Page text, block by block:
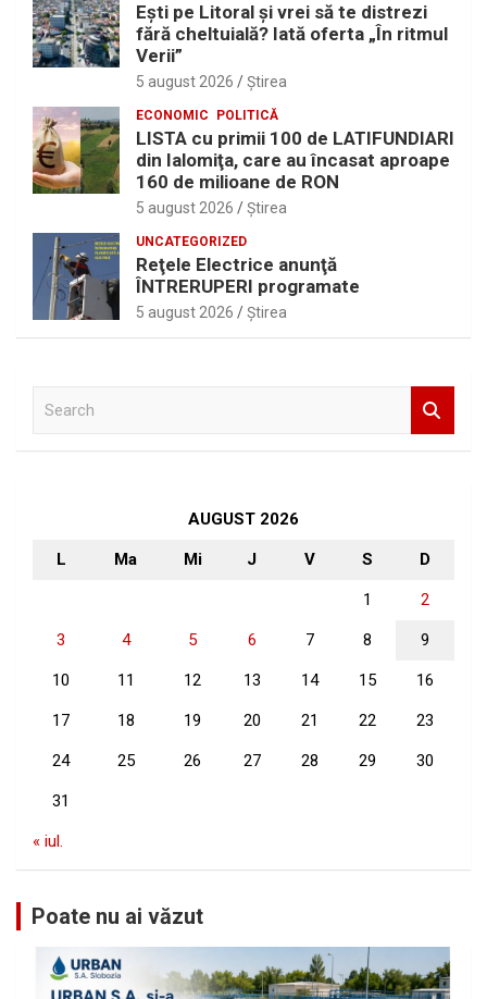
Eşti pe Litoral şi vrei să te distrezi
fără cheltuială? Iată oferta „În ritmul
Verii”
5 august 2026 Ştirea
ECONOMIC POLITICĂ
LISTA cu primii 100 de LATIFUNDIARI
din Ialomiţa, care au încasat aproape
160 de milioane de RON
5 august 2026 Ştirea
UNCATEGORIZED
Reţele Electrice anunţă
ÎNTRERUPERI programate
5 august 2026 Ştirea
AUGUST 2026
L Ma Mi J V S D
1 2
3 4 5 6 7 8 9
10 11 12 13 14 15 16
17 18 19 20 21 22 23
24 25 26 27 28 29 30
31
« iul.
Poate nu ai văzut